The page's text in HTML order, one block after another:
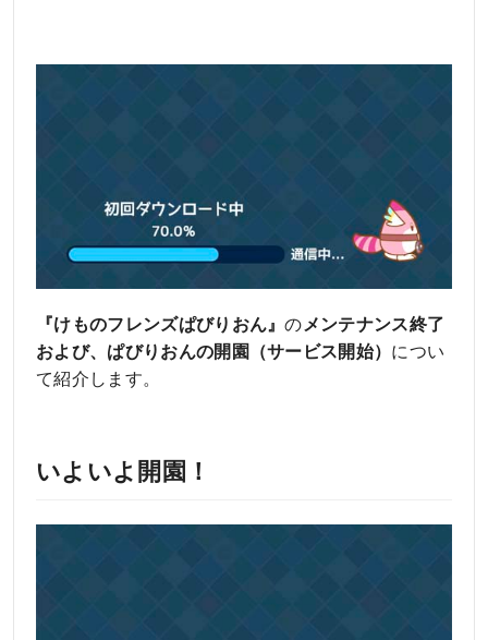
『けものフレンズぱびりおん』のメンテナンス終了
および、ぱびりおんの開園（サービス開始） につい
て紹介します。
いよいよ開園！